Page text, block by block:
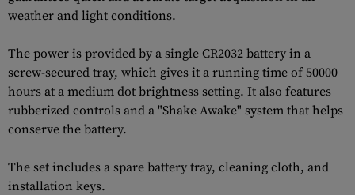
weather and light conditions.
The power is provided by a single CR2032 battery in a
screw-secured tray, which gives it a running time of 50000
hours at a medium dot brightness setting. It also features
rubberized controls and a "Shake Awake" system that helps
conserve the battery.
The set includes a spare battery tray, cleaning cloth, and
installation keys.